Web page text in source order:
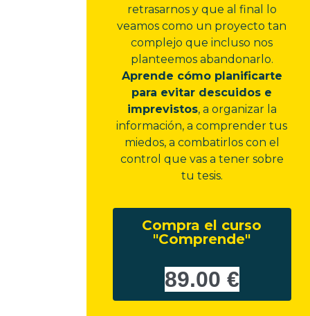
retrasarnos y que al final lo
veamos como un proyecto tan
complejo que incluso nos
planteemos abandonarlo.
Aprende cómo planificarte
para evitar descuidos e
imprevistos, a organizar la
información, a comprender tus
miedos, a combatirlos con el
control que vas a tener sobre
tu tesis.
Compra el curso
"Comprende"
89.00 €